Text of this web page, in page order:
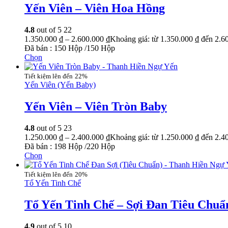
Yến Viên – Viên Hoa Hồng
4.8 out of 5 22
1.350.000 ₫ – 2.600.000 ₫Khoảng giá: từ 1.350.000 ₫ đến
Đã bán : 150 Hộp /150 Hộp
Chọn
22%
Yến Viên (Yến Baby)
Yến Viên – Viên Tròn Baby
4.8 out of 5 23
1.250.000 ₫ – 2.400.000 ₫Khoảng giá: từ 1.250.000 ₫ đến
Đã bán : 198 Hộp /220 Hộp
Chọn
20%
Tổ Yến Tinh Chế
Tổ Yến Tinh Chế – Sợi Đan Tiêu
4.9 out of 5 10